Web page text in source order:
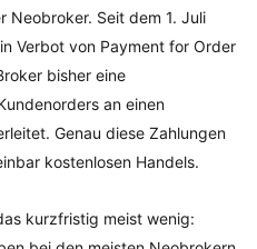
Neobroker. Seit dem 1. Juli
Verbot von Payment for Order
bisher eine
an einen
Genau diese Zahlungen
kostenlosen Handels.
kurzfristig meist wenig: